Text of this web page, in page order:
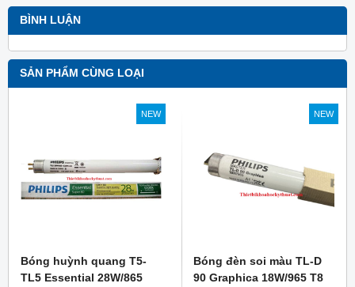
BÌNH LUẬN
SẢN PHẨM CÙNG LOẠI
NEW
Bóng huỳnh quang T5-
TL5 Essential 28W/865
NEW
Bóng đèn soi màu TL-D
90 Graphica 18W/965 T8